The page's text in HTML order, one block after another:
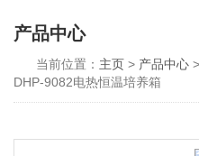
产品中心
当前位置： 主页> 产品中心
DHP-9082电热恒温培养箱